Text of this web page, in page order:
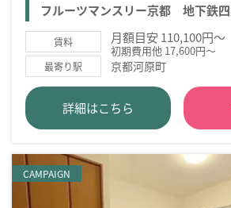
フルーツマンスリー京都 地下鉄
賃料 月額目安 110,100円～
初期費用他 17,600円～
最寄り駅 京都河原町
詳細はこちら
CAMPAIGN